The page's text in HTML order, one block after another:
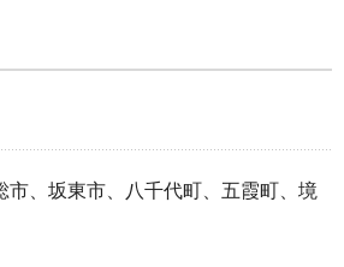
市、坂東市、八千代町、五霞町、境